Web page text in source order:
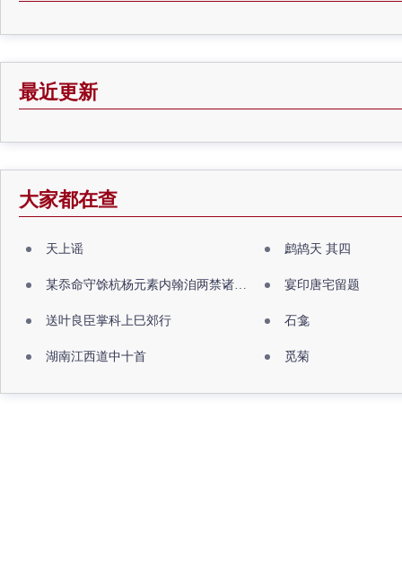
最近更新
大家都在查
天上谣 鹧鸪天 其四
某忝命守馀杭杨元素内翰洎两禁诸公出祖佛寺 宴印唐宅留题
送叶良臣掌科上巳郊行 石龛
湖南江西道中十首 觅菊